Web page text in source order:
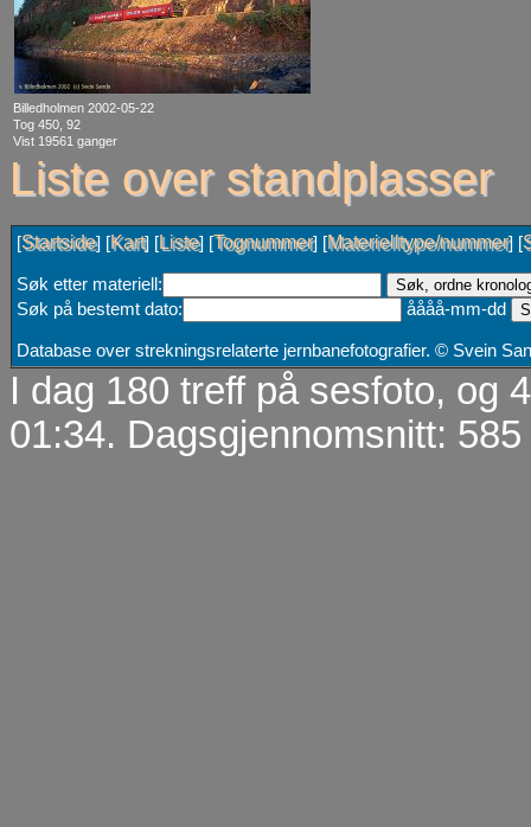
Billedholmen 2002-05-22
Tog 450, 92
Vist 19561 ganger
Liste over standplasser
[Startside] [Kart] [Liste] [Tognummer] [Materielltype/nummer] [
Søk etter materiell:
Søk på bestemt dato:
åååå-mm-dd
Database over strekningsrelaterte jernbanefotografier. © Svein
I dag 180 treff på sesfoto, og
01:34. Dagsgjennomsnitt: 585